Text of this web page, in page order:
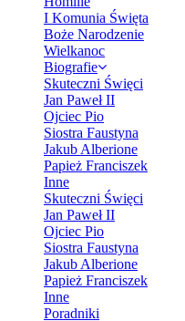
I Komunia Święta
Boże Narodzenie
Wielkanoc
Biografie
Skuteczni Święci
Jan Paweł II
Ojciec Pio
Siostra Faustyna
Jakub Alberione
Papież Franciszek
Inne
Skuteczni Święci
Jan Paweł II
Ojciec Pio
Siostra Faustyna
Jakub Alberione
Papież Franciszek
Inne
Poradniki